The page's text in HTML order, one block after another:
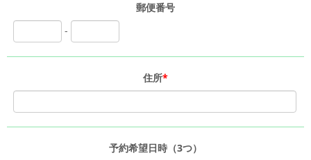
郵便番号
-
住所*
予約希望日時 （3つ）